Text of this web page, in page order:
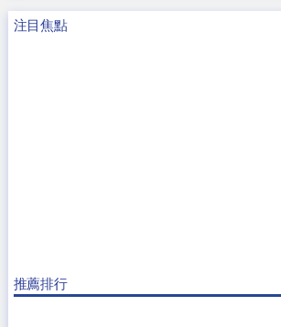
注目焦點
推薦排行